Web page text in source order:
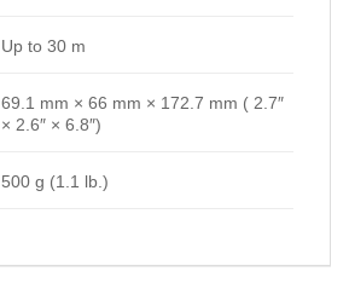
Up to 30 m
69.1 mm × 66 mm × 172.7 mm ( 2.7″
× 2.6″ × 6.8″)
500 g (1.1 lb.)